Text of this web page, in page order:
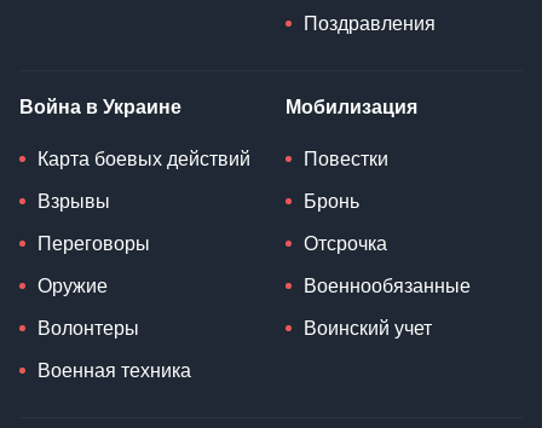
Поздравления
Война в Украине
Карта боевых действий
Взрывы
Переговоры
Оружие
Волонтеры
Военная техника
Мобилизация
Повестки
Бронь
Отсрочка
Военнообязанные
Воинский учет